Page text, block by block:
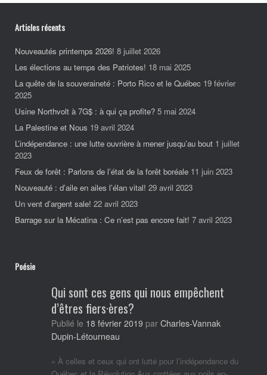
Articles récents
Nouveautés printemps 2026! 8 juillet 2026
Les élections au temps des Patriotes! 18 mai 2025
La quête de la souveraineté : Porto Rico et le Québec 19 février
2025
Usine Northvolt à 7G$ : à qui ça profite? 5 mai 2024
La Palestine et Nous 19 avril 2024
L’indépendance : une lutte ouvrière à mener jusqu’au bout 1 juillet
2023
Feux de forêt : Parlons de l’état de la forêt boréale 11 juin 2023
Nouveauté : d’aile en ailes l’élan vital! 29 avril 2023
Un vent d’argent sale! 22 avril 2023
Barrage sur la Mécatina : Ce n’est pas encore fait! 7 avril 2023
Poésie
Qui sont ces gens qui nous empêchent
d’êtres fiers·ères?
Publié le 18 février 2019 par Charles-Vannak
Dupin-Létourneau
« À celles et ceux qui ont lutté pour l’indépendance du